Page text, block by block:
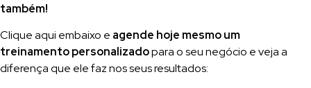
também!
Clique aqui embaixo e agende hoje mesmo um
treinamento personalizadopara o seu negócio e veja a
diferença que ele faz nos seus resultados: